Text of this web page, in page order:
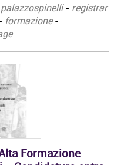
palazzospinelli- registrar
formazione-
Formazione